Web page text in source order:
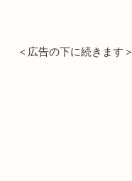
＜広告の下に続きます＞